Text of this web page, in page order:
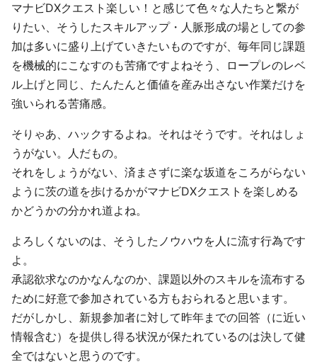
マナビDXクエスト楽しい！と感じて色々な人たちと繋が
りたい、そうしたスキルアップ・人脈形成の場としての参
加は多いに盛り上げていきたいものですが、毎年同じ課題
を機械的にこなすのも苦痛ですよねそう、ロープレのレベ
ル上げと同じ、たんたんと価値を産み出さない作業だけを
強いられる苦痛感。
そりゃあ、ハックするよね。それはそうです。それはしょ
うがない。人だもの。
それをしょうがない、済まさずに楽な坂道をころがらない
ように茨の道を歩けるかがマナビDXクエストを楽しめる
かどうかの分かれ道よね。
よろしくないのは、そうしたノウハウを人に流す行為です
よ。
承認欲求なのかなんなのか、課題以外のスキルを流布する
ために好意で参加されている方もおられると思います。
だがしかし、新規参加者に対して昨年までの回答（に近い
情報含む）を提供し得る状況が保たれているのは決して健
全ではないと思うのです。